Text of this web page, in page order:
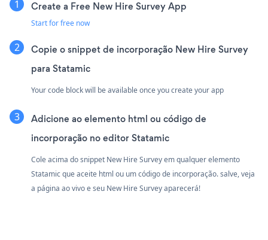
Create a Free New Hire Survey App
Start for free now
Copie o snippet de incorporação New Hire Survey
para Statamic
Your code block will be available once you create your app
Adicione ao elemento html ou código de
incorporação no editor Statamic
Cole acima do snippet New Hire Survey em qualquer elemento
Statamic que aceite html ou um código de incorporação. salve, veja
a página ao vivo e seu New Hire Survey aparecerá!